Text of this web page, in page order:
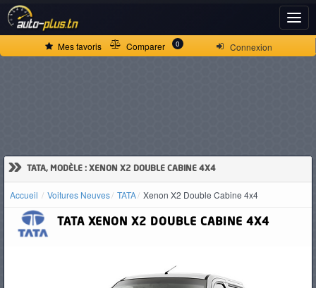
Connexion
Mes favoris Comparer 0
» TATA, MODÈLE : XENON X2 DOUBLE CABINE 4X4
Accueil Voitures Neuves TATA Xenon X2 Double Cabine 4x4
TATA XENON X2 DOUBLE CABINE 4X4
ACCUEIL
D'OCCASION